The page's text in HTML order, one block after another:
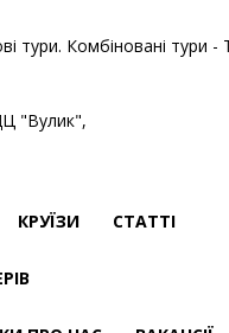
тури. Комбіновані тури
"Вулик",
КРУЇЗИ СТАТТІ